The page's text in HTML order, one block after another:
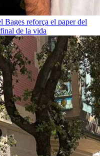
Bages reforça el paper del
de la vida